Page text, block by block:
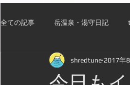
全ての記事 岳温泉・湯守日記
矢吹梓の異世界転生 チートスキル
shredtune 2017年